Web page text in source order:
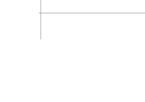
.